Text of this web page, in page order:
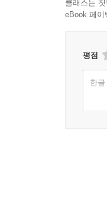
는 다시
바람이
올랐다.
클래스는
eBook 페이
평점
한